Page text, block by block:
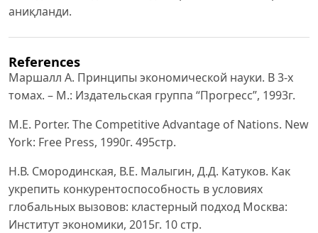
аниқланди.
References
Маршалл А. Принципы экономической науки. В 3-х
томах. – М.: Издательская группа “Прогресс”, 1993г.
M.E. Porter. The Competitive Advantage of Nations. New
York: Free Press, 1990г. 495стр.
Н.В. Смородинская, В.Е. Малыгин, Д.Д. Катуков. Как
укрепить конкурентоспособность в условиях
глобальных вызовов: кластерный подход Москва:
Институт экономики, 2015г. 10 стр.